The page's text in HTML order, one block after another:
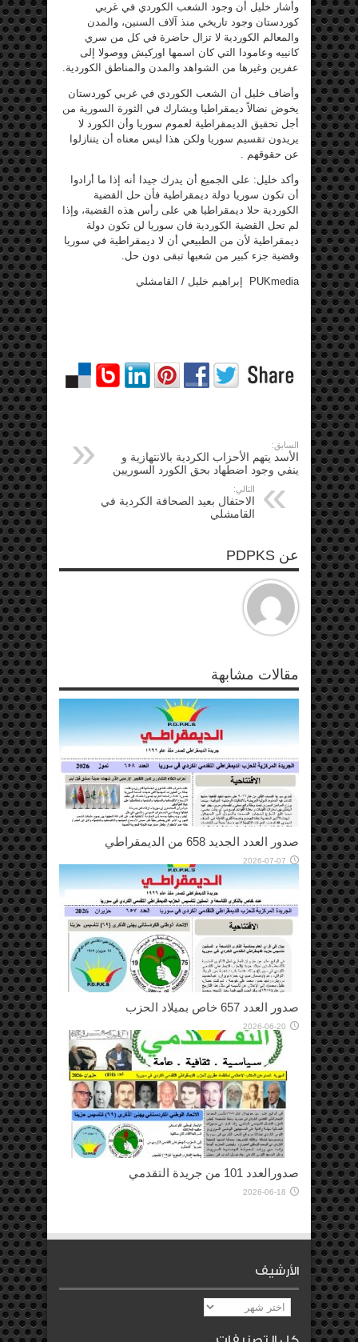
وأشار خليل أن وجود الشعب الكوردي في غربي
كوردستان وجود تاريخي منذ آلاف السنين، والمدن
والمعالم الكوردية لا تزال حاضرة في كل من سري
كانييه وعامودا التي كان اسمها اوركيش ووصولا إلى
عفرين وغيرها من الشواهد والمدن والمناطق الكوردية.
وأضاف خليل أن الشعب الكوردي في غربي كوردستان
يخوض نضالاً ديمقراطيا ويشارك في الثورة السورية من
أجل تحقيق الديمقراطية لعموم سوريا وأن الكورد لا
يريدون تقسيم سوريا ولكن هذا ليس معناه أن يتنازلوا
عن حقوقهم .
وأكد خليل: على الجميع أن يدرك جيدا أنه إذا ما أرادوا
أن تكون سوريا دولة ديمقراطية فأن حل القضية
الكوردية حلا ديمقراطيا هي على رأس هذه القضية، وإذا
لم تحل القضية الكوردية فان سوريا لن تكون دولة
ديمقراطية لأن من الطبيعي أن لا ديمقراطية في سوريا
وقضية جزء كبير من شعبها تبقى دون حل.
PUKmedia إبراهيم خليل / القامشلي
السابق:
الأسد يتهم الأحزاب الكردية بالانتهازية و
ينفي وجود اضطهاد بحق الكورد السوريين
التالي:
الاحتفال بعيد الصحافة الكردية في
القامشلي
عن PDPKS
مقالات مشابهة
صدور العدد الجديد 658 من الديمقراطي
2026-07-07
صدور العدد 657 خاص بميلاد الحزب
2026-06-20
صدورالعدد 101 من جريدة التقدمي
2026-06-18
الأرشيف
الأرشيف